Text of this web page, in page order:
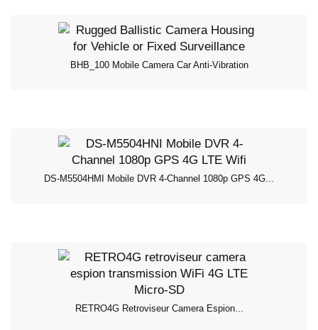
BHB_100 Mobile Camera Car Anti-Vibration
DS-M5504HMI Mobile DVR 4-Channel 1080p GPS 4G...
RETRO4G Retroviseur Camera Espion...